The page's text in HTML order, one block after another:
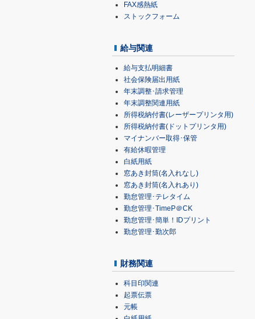
FAX感熱紙
ストックフォーム
給与関連
給与支払明細書
社会保険届出用紙
年末調整･請求管理
年末調整関連用紙
所得税納付書(レーザープリンタ用)
所得税納付書(ドットプリンタ用)
マイナンバー取得･保管
有給休暇管理
白紙用紙
窓あき封筒(名入れなし)
窓あき封筒(名入れあり)
勤怠管理･テレタイム
勤怠管理･TimeP＠CK
勤怠管理･簡単！IDプリント
勤怠管理･勤次郎
財務関連
科目印関連
起票伝票
元帳